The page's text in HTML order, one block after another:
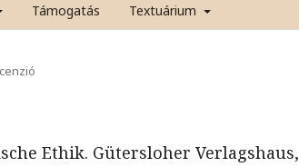
Támogatás Textuárium
Ethik. Gütersloher Verlagshaus,